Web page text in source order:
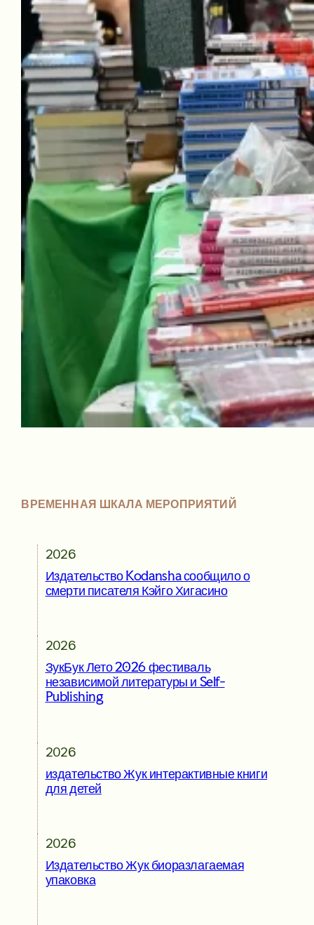
ВРЕМЕННАЯ ШКАЛА МЕРОПРИЯТИЙ
2026
Издательство Kodansha сообщило о
смерти писателя Кэйго Хигасино
2026
ЗукБук Лето 2026 фестиваль
независимой литературы и Self-
Publishing
2026
издательство Жук интерактивные книги
для детей
2026
Издательство Жук биоразлагаемая
упаковка